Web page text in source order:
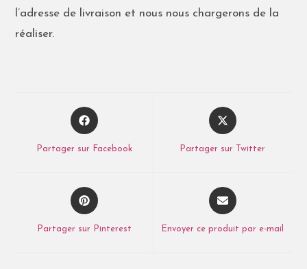
l’adresse de livraison et nous nous chargerons de la
réaliser.
Partager sur Facebook Partager sur Twitter
Partager sur Pinterest Envoyer ce produit par e-mail